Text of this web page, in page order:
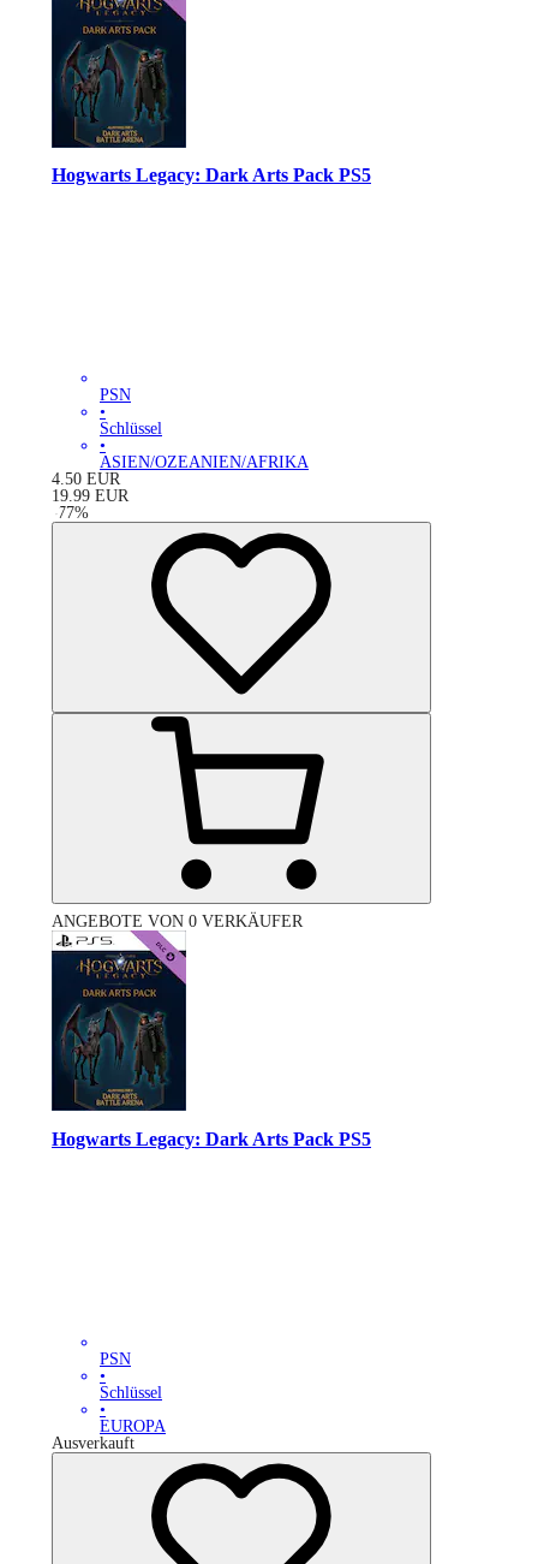
Hogwarts Legacy: Dark Arts Pack PS5
PSN
•
Schlüssel
•
ASIEN/OZEANIEN/AFRIKA
4.50 EUR
19.99 EUR
-77%
ANGEBOTE VON 0 VERKÄUFER
Hogwarts Legacy: Dark Arts Pack PS5
PSN
•
Schlüssel
•
EUROPA
Ausverkauft